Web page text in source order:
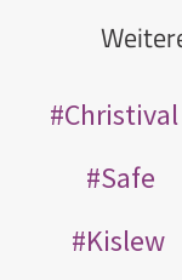
Christival
Safe
Kislew